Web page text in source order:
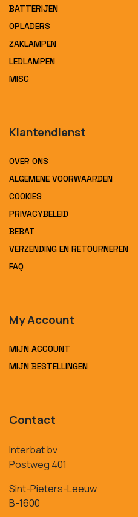
BATTERIJEN
OPLADERS
ZAKLAMPEN
LEDLAMPEN
MISC
Klantendienst
OVER ONS
ALGEMENE VOORWAARDEN
COOKIES
PRIVACYBELEID
BEBAT
VERZENDING EN RETOURNEREN
FAQ
My Account
MIJN ACCOUNT
MIJN BESTELLINGEN
Contact
Interbat bv
Postweg 401
Sint-Pieters-Leeuw
B-1600